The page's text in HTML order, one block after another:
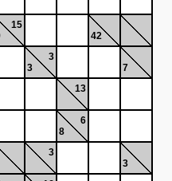
15
42
3
3
7
13
6
8
3
3